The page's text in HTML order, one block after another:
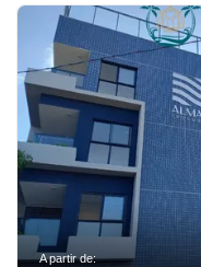
A partir de: